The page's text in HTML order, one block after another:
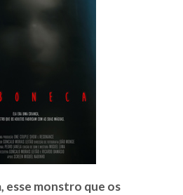
esse monstro que os